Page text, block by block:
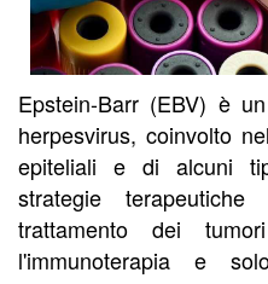
Epstein-Barr (EBV) è
herpesvirus, coinvolto
epiteliali e di alcuni
strategie
trattamento dei
l'immunoterapia e